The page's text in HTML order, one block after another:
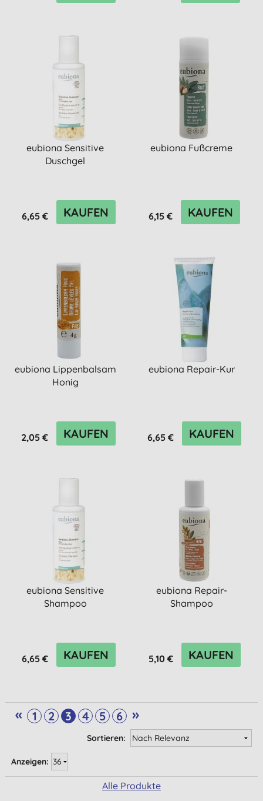
eubiona Sensitive
Duschgel
6,65 € KAUFEN
eubiona Fußcreme
6,15 € KAUFEN
eubiona Lippenbalsam
Honig
2,05 € KAUFEN
eubiona Repair-Kur
6,65 € KAUFEN
eubiona Sensitive
Shampoo
6,65 € KAUFEN
eubiona Repair-
Shampoo
5,10 € KAUFEN
« 1 2 3 4 5 6 »
Sortieren:
Anzeigen:
Alle Produkte